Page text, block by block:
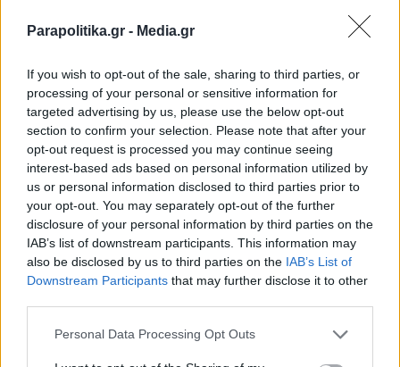
Parapolitika.gr - Media.gr
If you wish to opt-out of the sale, sharing to third parties, or
processing of your personal or sensitive information for
targeted advertising by us, please use the below opt-out
section to confirm your selection. Please note that after your
opt-out request is processed you may continue seeing
interest-based ads based on personal information utilized by
us or personal information disclosed to third parties prior to
your opt-out. You may separately opt-out of the further
disclosure of your personal information by third parties on the
IAB’s list of downstream participants. This information may
also be disclosed by us to third parties on the IAB’s List of
Downstream Participants that may further disclose it to other
Personal Data Processing Opt Outs
PARAPOLITIKA NEWSROOM
Εγγραφή στο newsletter